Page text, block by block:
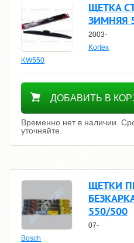
ЩЕТКА
ЗИМНЯЯ
2003-
Kortex
KW550
Уточнить цену
ДОБАВИТЬ В
Временно нет в наличии.
уточняйте.
ЩЕТКИ
550/500
07-
Bosch